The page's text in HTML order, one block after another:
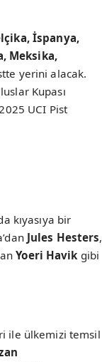
İspanya,
Meksika,
yerini alacak.
Kupası
UCI Pist
kıyasıya bir
Jules Hesters,
Yoeri Havik gibi
ile ülkemizi temsil